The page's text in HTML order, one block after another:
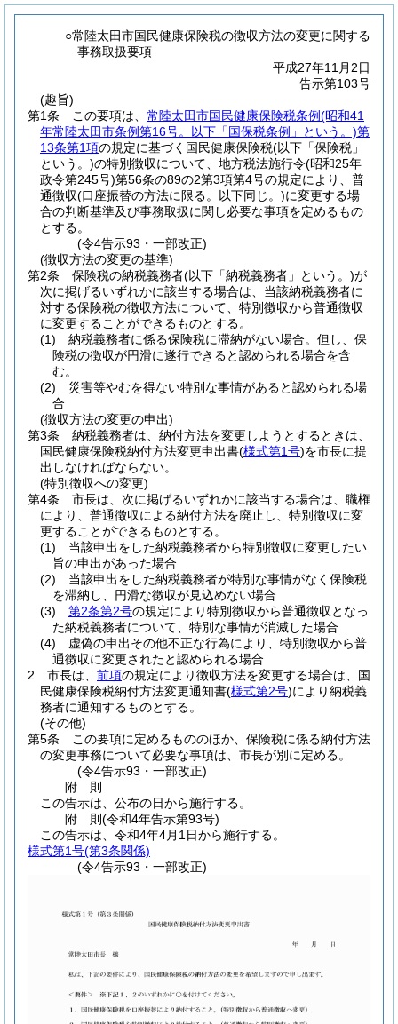
○常陸太田市国民健康保険税の徴収方法の変更に関する
事務取扱要項
平成27年11月2日
告示第103号
(趣旨)
第1条
この要項は、 常陸太田市国民健康保険税条例(昭和41
年常陸太田市条例第16号。以下「国保税条例」という。)第
13条第1項の規定に基づく国民健康保険税(以下「保険税」
という。)の特別徴収について、地方税法施行令(昭和25年
政令第245号)第56条の89の2第3項第4号の規定により、普
通徴収(口座振替の方法に限る。以下同じ。)に変更する場
合の判断基準及び事務取扱に関し必要な事項を定めるもの
とする。
(令4告示93・一部改正)
(徴収方法の変更の基準)
第2条
保険税の納税義務者(以下「納税義務者」という。)が
次に掲げるいずれかに該当する場合は、当該納税義務者に
対する保険税の徴収方法について、特別徴収から普通徴収
に変更することができるものとする。
(1)
納税義務者に係る保険税に滞納がない場合。 但し、保
険税の徴収が円滑に遂行できると認められる場合を含
む。
(2)
災害等やむを得ない特別な事情があると認められる場
合
(徴収方法の変更の申出)
第3条
納税義務者は、納付方法を変更しようとするときは、
国民健康保険税納付方法変更申出書(様式第1号)を市長に提
出しなければならない。
(特別徴収への変更)
第4条
市長は、次に掲げるいずれかに該当する場合は、職権
により、普通徴収による納付方法を廃止し、特別徴収に変
更することができるものとする。
(1)
当該申出をした納税義務者から特別徴収に変更したい
旨の申出があった場合
(2)
当該申出をした納税義務者が特別な事情がなく保険税
を滞納し、円滑な徴収が見込めない場合
(3)
第2条第2号の規定により特別徴収から普通徴収となっ
た納税義務者について、特別な事情が消滅した場合
(4)
虚偽の申出その他不正な行為により、特別徴収から普
通徴収に変更されたと認められる場合
2
市長は、 前項の規定により徴収方法を変更する場合は、国
民健康保険税納付方法変更通知書(様式第2号)により納税義
務者に通知するものとする。
(その他)
第5条
この要項に定めるもののほか、保険税に係る納付方法
の変更事務について必要な事項は、市長が別に定める。
(令4告示93・一部改正)
附 則
この告示は、公布の日から施行する。
附 則(令和4年告示第93号)
この告示は、令和4年4月1日から施行する。
様式第1号(第3条関係)
(令4告示93・一部改正)